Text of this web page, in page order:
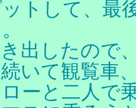
トして、最
出したので
いて観覧車
ーと二人で